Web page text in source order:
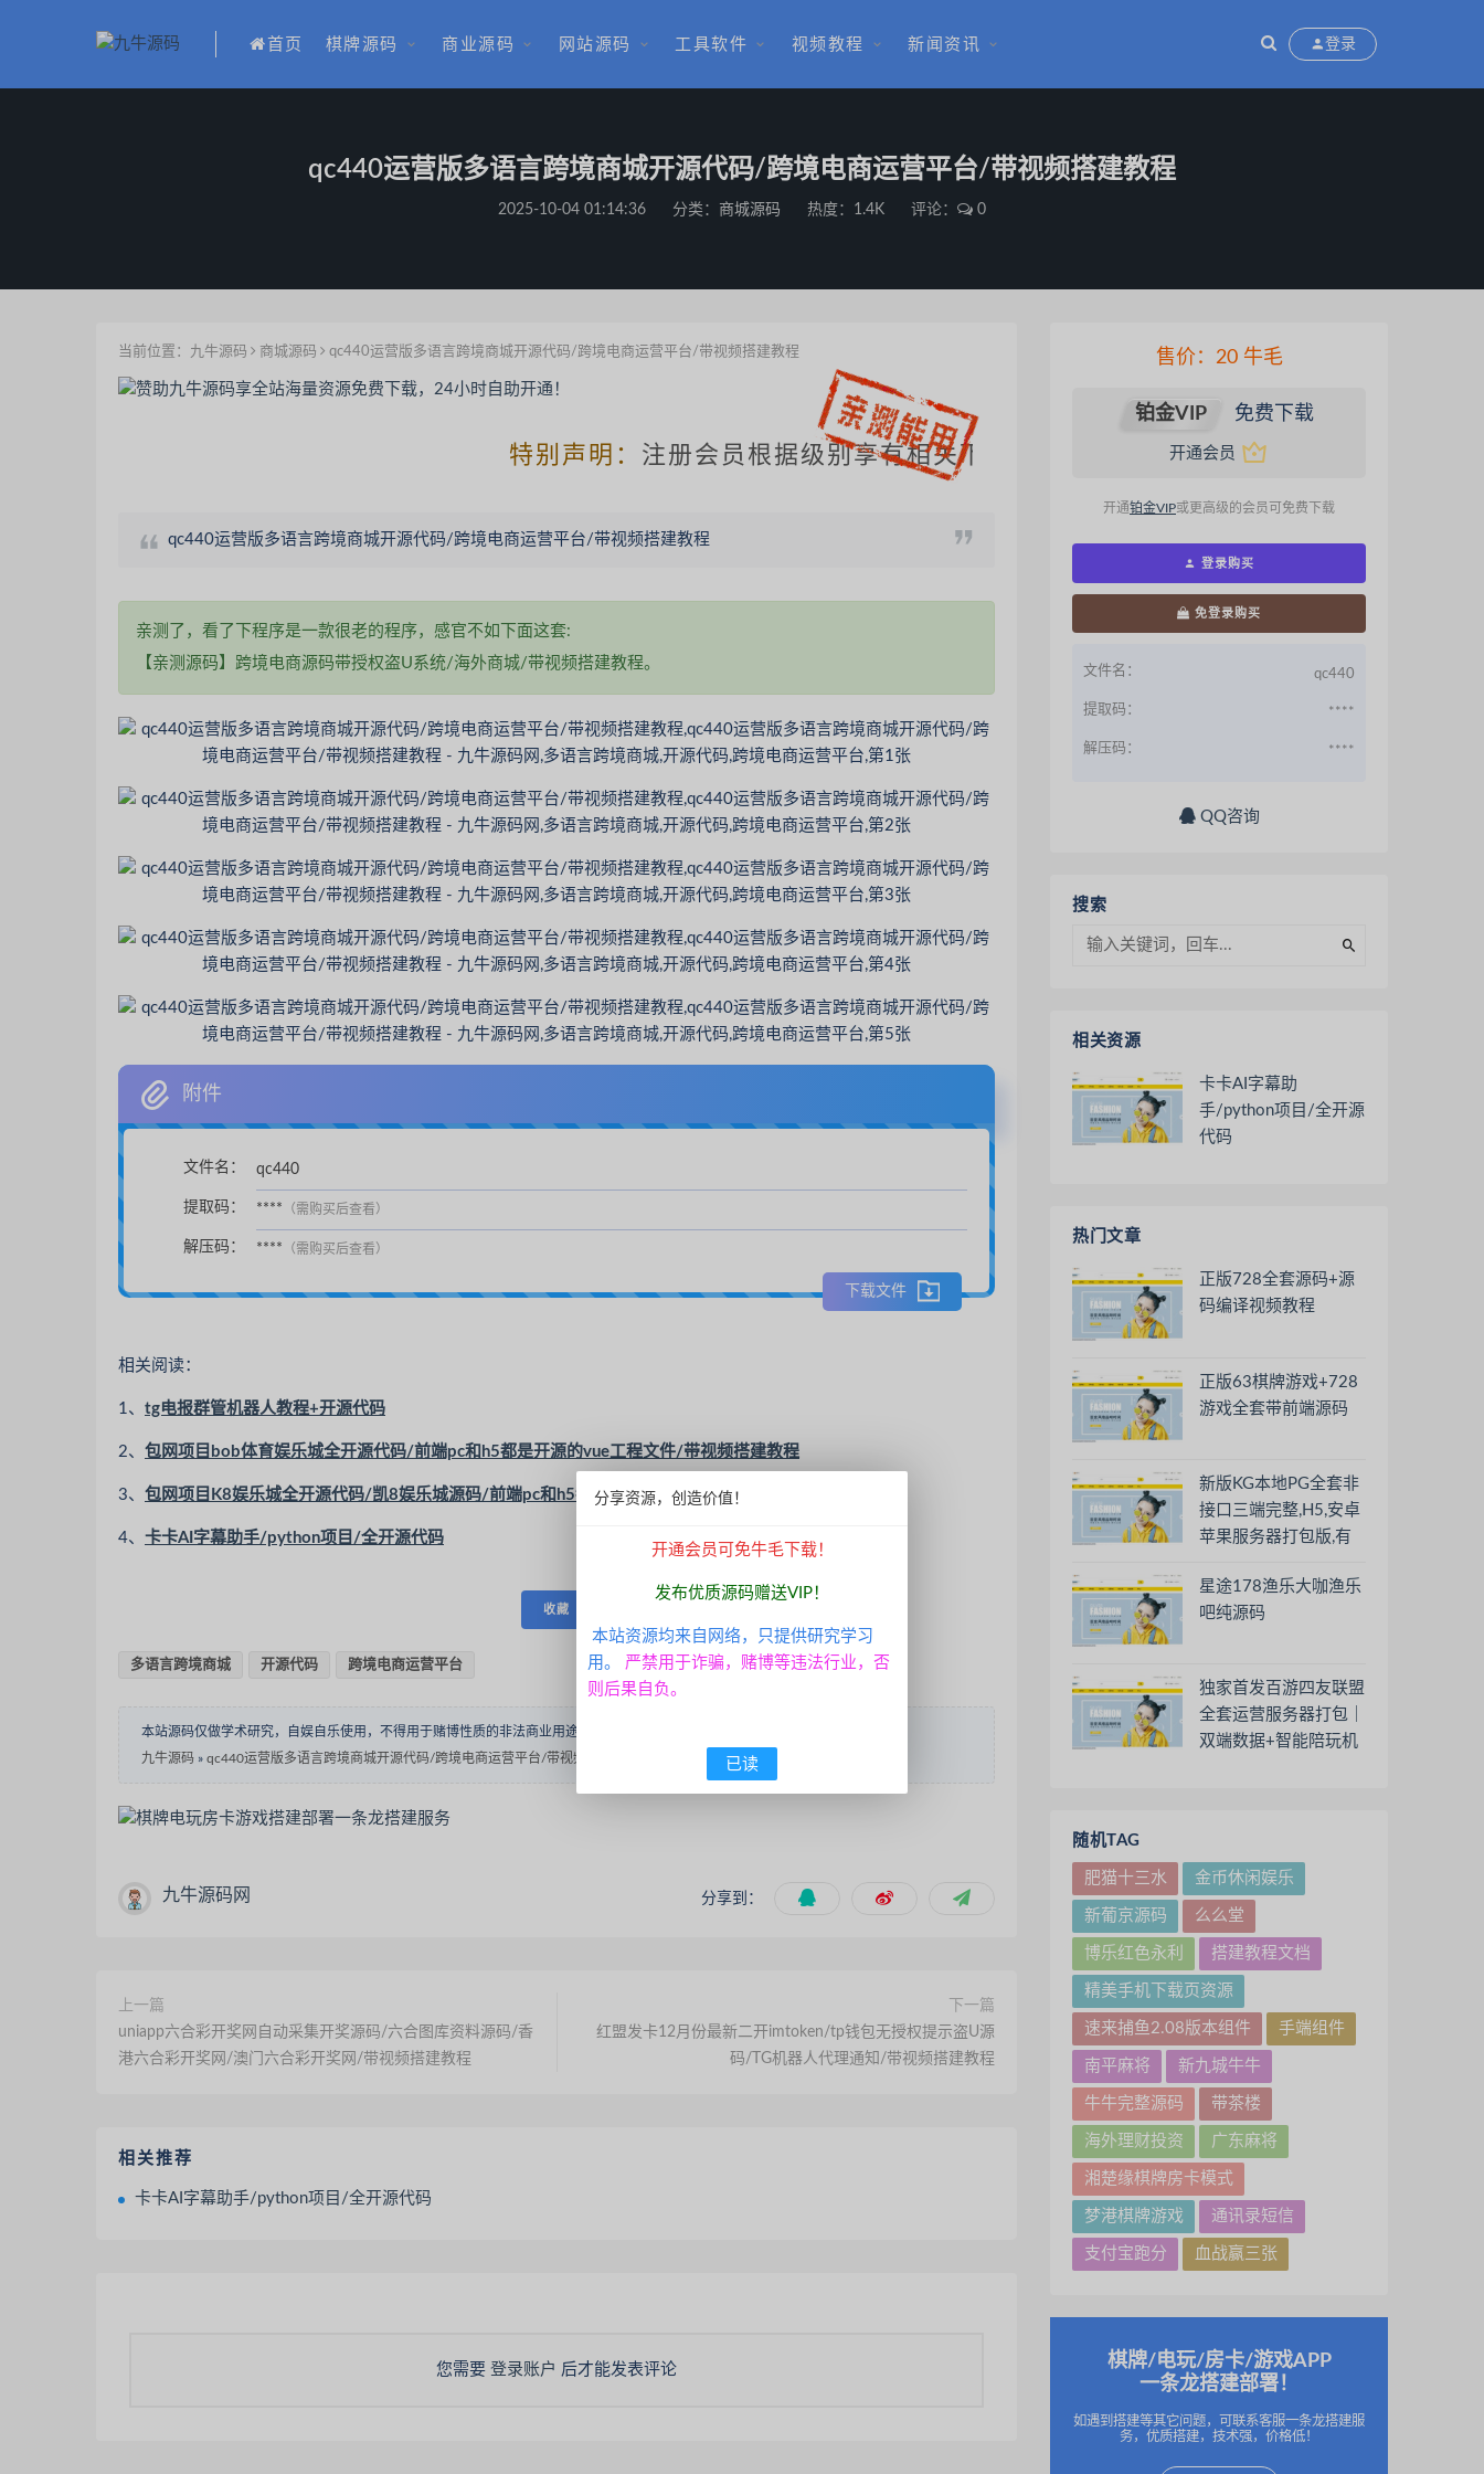
首页 棋牌源码 商业源码 网站源码 工具软件 视频教程 新闻资讯 登录
qc440运营版多语言跨境商城开源代码/跨境电商运营平台/带视频搭建教程
2025-10-04 01:14:36 分类： 商城源码 热度：1.4K 评论： 0
当前位置： 九牛源码 商城源码 qc440运营版多语言跨境商城开源代码/跨境电商运营平台/带视频搭建教程
特别声明： 注册会员根据级别享有相关下载优惠，请仔细辨别。所有资源均收集于互
qc440运营版多语言跨境商城开源代码/跨境电商运营平台/带视频搭建教程
亲测了，看了下程序是一款很老的程序，感官不如下面这套:
【亲测源码】跨境电商源码带授权盗U系统/海外商城/带视频搭建教程。
附件
文件名： qc440
提取码： **** （需购买后查看）
解压码： **** （需购买后查看）
下载文件
相关阅读：
1、 tg电报群管机器人教程+开源代码
2、 包网项目bob体育娱乐城全开源代码/前端pc和h5都是开源的vue工程文件/带视频搭建教程
3、 包网项目K8娱乐城全开源代码/凯8娱乐城源码/前端pc和h5都是开源的vue工程文件/带视频搭建教程
4、 卡卡AI字幕助手/python项目/全开源代码
收藏
多语言跨境商城 开源代码 跨境电商运营平台
本站源码仅做学术研究，自娱自乐使用，不得用于赌博性质的非法商业用途！转载请说明出处！
九牛源码 » qc440运营版多语言跨境商城开源代码/跨境电商运营平台/带视频搭建教程
九牛源码网 分享到：
上一篇
uniapp六合彩开奖网自动采集开奖源码/六合图库资料源码/香
港六合彩开奖网/澳门六合彩开奖网/带视频搭建教程
下一篇
红盟发卡12月份最新二开imtoken/tp钱包无授权提示盗U源
码/TG机器人代理通知/带视频搭建教程
相关推荐
卡卡AI字幕助手/python项目/全开源代码
您需要 登录账户 后才能发表评论
售价： 20牛毛
铂金VIP 免费下载
开通会员
开通铂金VIP或更高级的会员可免费下载
登录购买
免登录购买
文件名： qc440
提取码： ****
解压码： ****
QQ咨询
搜索
相关资源
卡卡AI字幕助
手/python项目/全开源
代码
热门文章
正版728全套源码+源
码编译视频教程
正版63棋牌游戏+728
游戏全套带前端源码
新版KG本地PG全套非
接口三端完整,H5,安卓
苹果服务器打包版,有
星途178渔乐大咖渔乐
吧纯源码
独家首发百游四友联盟
全套运营服务器打包｜
双端数据+智能陪玩机
随机TAG
肥猫十三水 金币休闲娱乐
新葡京源码 么么堂
博乐红色永利 搭建教程文档
精美手机下载页资源
速来捕鱼2.08版本组件 手端组件
南平麻将 新九城牛牛
牛牛完整源码 带茶楼
海外理财投资 广东麻将
湘楚缘棋牌房卡模式
梦港棋牌游戏 通讯录短信
支付宝跑分 血战赢三张
棋牌/电玩/房卡/游戏APP
一条龙搭建部署！
如遇到搭建等其它问题，可联系客服一条龙搭建服
务，优质搭建，技术强，价格低！
分享资源，创造价值！
开通会员可免牛毛下载！
发布优质源码赠送VIP！
本站资源均来自网络，只提供研究学习
用。
严禁用于诈骗，赌博等违法行业，否
则后果自负。
已读